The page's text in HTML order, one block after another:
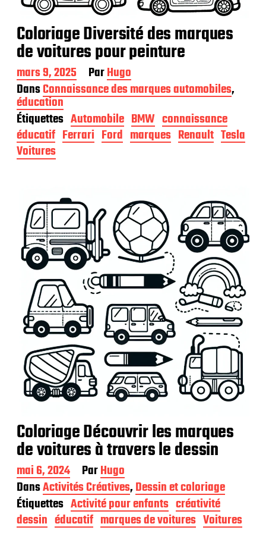
Coloriage Diversité des marques
de voitures pour peinture
D
a
t
e
d
e
p
u
o
n
mars 9, 2025 ParHugo
DansConnaissance des marques automobiles,
éducation
Étiquettes Automobile BMW connaissance
éducatif Ferrari Ford marques Renault Tesla
Voitures
Coloriage Découvrir les marques
de voitures à travers le dessin
D
a
t
e
d
mai 6, 2024 ParHugo
DansActivités Créatives,Dessin et coloriage
Étiquettes Activité pour enfants créativité
dessin éducatif marques de voitures Voitures